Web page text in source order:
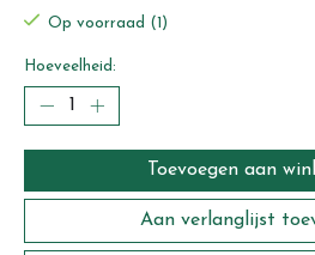
Op voorraad (1)
Hoeveelheid:
Toevoegen aan
Aan verlanglijst